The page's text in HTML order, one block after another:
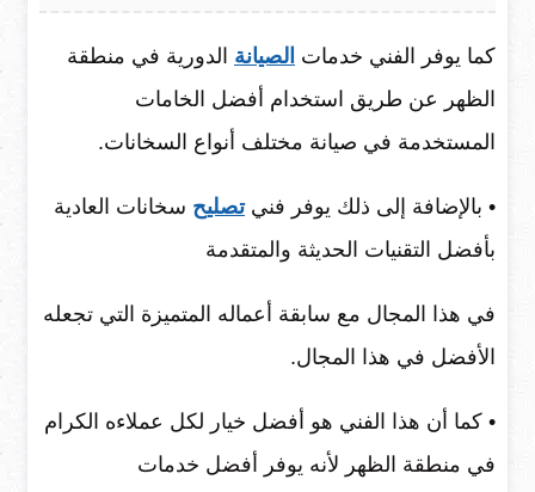
كما يوفر الفني خدمات الصيانة الدورية في منطقة
الظهر عن طريق استخدام أفضل الخامات
المستخدمة في صيانة مختلف أنواع السخانات.
• بالإضافة إلى ذلك يوفر فنيتصليح سخانات العادية
بأفضل التقنيات الحديثة والمتقدمة
في هذا المجال مع سابقة أعماله المتميزة التي تجعله
الأفضل في هذا المجال.
• كما أن هذا الفني هو أفضل خيار لكل عملاءه الكرام
في منطقة الظهر لأنه يوفر أفضل خدمات